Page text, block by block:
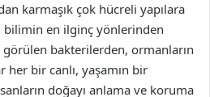
karmaşık çok hücreli yapılara
bilimin en ilginç yönlerinden
bakterilerden, ormanların
her bir canlı, yaşamın bir
doğayı anlama ve koruma